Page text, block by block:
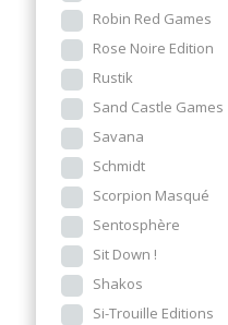
Robin Red Games
Rose Noire Edition
Rustik
Sand Castle Games
Savana
Schmidt
Scorpion Masqué
Sentosphère
Sit Down !
Shakos
Si-Trouille Editions